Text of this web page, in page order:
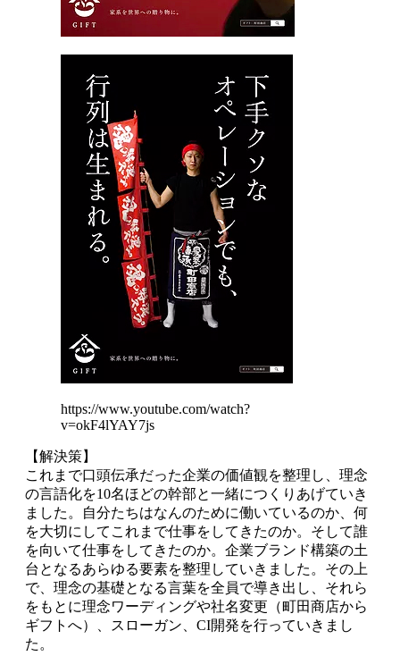
https://www.youtube.com/watch?
v=okF4lYAY7js
【解決策】
これまで口頭伝承だった企業の価値観を整理し、理念
の言語化を10名ほどの幹部と一緒につくりあげていき
ました。自分たちはなんのために働いているのか、何
を大切にしてこれまで仕事をしてきたのか。そして誰
を向いて仕事をしてきたのか。企業ブランド構築の土
台となるあらゆる要素を整理していきました。その上
で、理念の基礎となる言葉を全員で導き出し、それら
をもとに理念ワーディングや社名変更（町田商店から
ギフトへ）、スローガン、CI開発を行っていきまし
た。